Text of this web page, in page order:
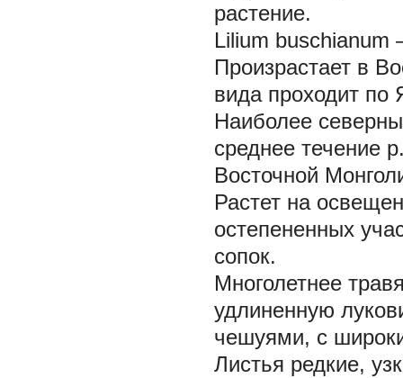
растение.
Lilium buschianum
Произрастает в
вида проходит по
Наиболее
среднее течение
Восточной
Растет на
остепененных
сопок.
Многолетнее
удлиненную
чешуями, с
Листья редкие,